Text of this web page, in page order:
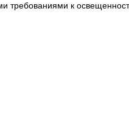
требованиями к